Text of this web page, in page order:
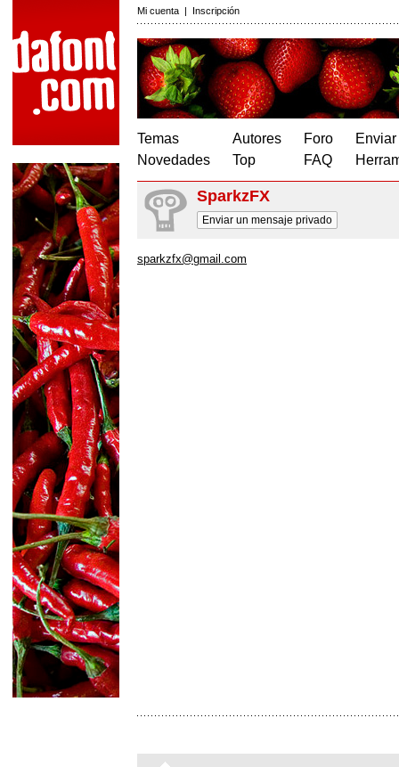
Mi cuenta | Inscripción
Temas
Novedades
Autores
Top
Foro
FAQ
SparkzFX
Enviar un mensaje privado
sparkzfx@gmail.com